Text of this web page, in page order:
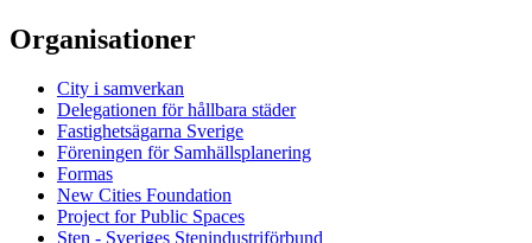
Organisationer
City i samverkan
Delegationen för hållbara städer
Fastighetsägarna Sverige
Föreningen för Samhällsplanering
Formas
New Cities Foundation
Project for Public Spaces
Sten - Sveriges Stenindustriförbund